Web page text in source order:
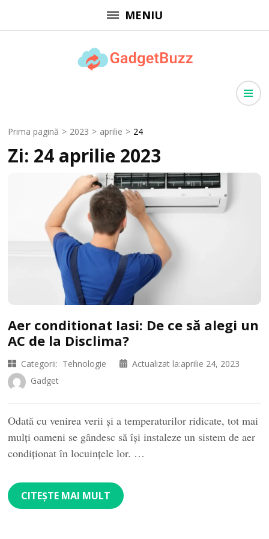
la
MENIU
Prima pagină > 2023 > aprilie > 24
Zi: 24 aprilie 2023
Aer conditionat Iasi: De ce să alegi un
AC de la Disclima?
Categorii: Tehnologie Actualizat la:aprilie 24, 2023
Gadget
Odată cu venirea verii și a temperaturilor ridicate, tot mai
mulți oameni se gândesc să își instaleze un sistem de aer
condiționat în locuințele lor. …
CITEȘTE MAI MULT